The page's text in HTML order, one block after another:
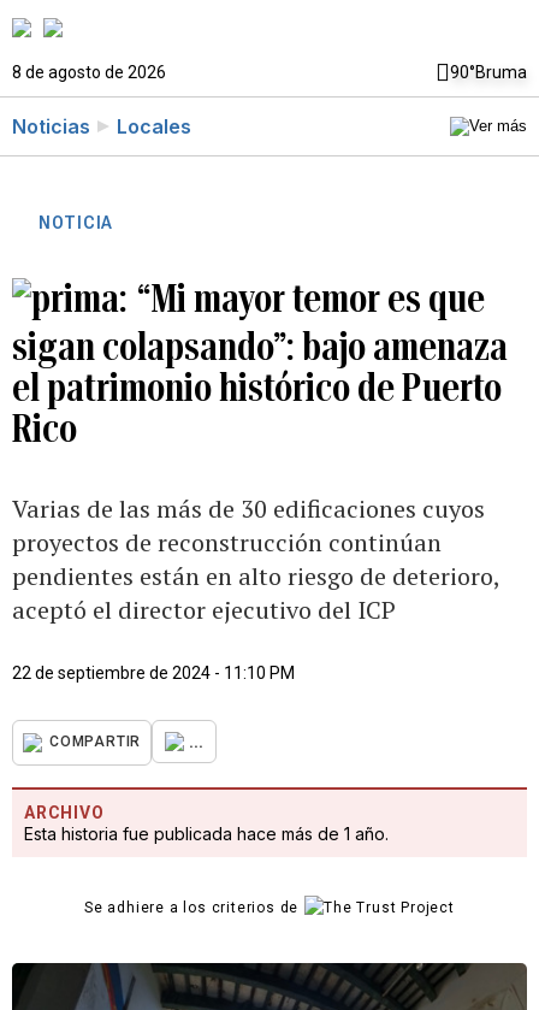
8 de agosto de 2026 90°Bruma
Noticias Locales
NOTICIA
“Mi mayor temor es que
sigan colapsando”: bajo amenaza
el patrimonio histórico de Puerto
Rico
Varias de las más de 30 edificaciones cuyos
proyectos de reconstrucción continúan
pendientes están en alto riesgo de deterioro,
aceptó el director ejecutivo del ICP
22 de septiembre de 2024 - 11:10 PM
COMPARTIR ...
ARCHIVO
Esta historia fue publicada hace más de 1 año.
Se adhiere a los criterios de